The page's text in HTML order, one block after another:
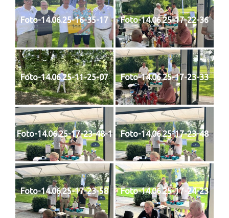
Foto-14.06.25-16-35-17 Foto-14.06.25-17-22-36
Foto-14.06.25-11-25-07 Foto-14.06.25-17-23-33
Foto-14.06.25-17-23-48-1 Foto-14.06.25-17-23-48
Foto-14.06.25-17-23-58 Foto-14.06.25-17-24-23